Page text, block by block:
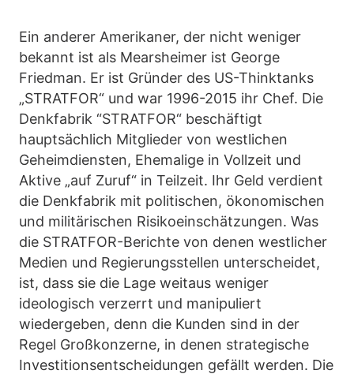
Ein anderer Amerikaner, der nicht weniger
bekannt ist als Mearsheimer ist George
Friedman. Er ist Gründer des US-Thinktanks
„STRATFOR“ und war 1996-2015 ihr Chef. Die
Denkfabrik “STRATFOR“ beschäftigt
hauptsächlich Mitglieder von westlichen
Geheimdiensten, Ehemalige in Vollzeit und
Aktive „auf Zuruf“ in Teilzeit. Ihr Geld verdient
die Denkfabrik mit politischen, ökonomischen
und militärischen Risikoeinschätzungen. Was
die STRATFOR-Berichte von denen westlicher
Medien und Regierungsstellen unterscheidet,
ist, dass sie die Lage weitaus weniger
ideologisch verzerrt und manipuliert
wiedergeben, denn die Kunden sind in der
Regel Großkonzerne, in denen strategische
Investitionsentscheidungen gefällt werden. Die